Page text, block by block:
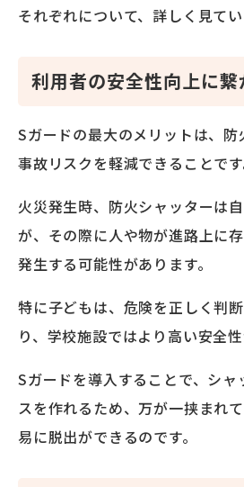
それぞれについて、詳しく見てい
利用者の安全性向上に繋
Sガードの最大のメリットは、防
事故リスクを軽減できることです
火災発生時、防火シャッターは
が、その際に人や物が進路上に
発生する可能性があります。
特に子どもは、危険を正しく判
り、学校施設ではより高い安全
Sガードを導入することで、シャ
スを作れるため、万が一挟まれ
易に脱出ができるのです。